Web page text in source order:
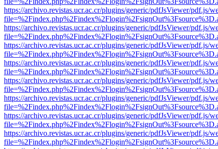
https://archivo.revistas.ucr.ac.cr/plugins/generic/pdfJsViewer/pdf.js/
https://archivo.revistas.ucr.ac.cr/plugins/generic/pdfJsViewer/pdf.js/
https://archivo.revistas.ucr.ac.cr/plugins/generic/pdfJsViewer/pdf.js/
https://archivo.revistas.ucr.ac.cr/plugins/generic/pdfJsViewer/pdf.js/
https://archivo.revistas.ucr.ac.cr/plugins/generic/pdfJsViewer/pdf.js/
https://archivo.revistas.ucr.ac.cr/plugins/generic/pdfJsViewer/pdf.js/
https://archivo.revistas.ucr.ac.cr/plugins/generic/pdfJsViewer/pdf.js/
https://archivo.revistas.ucr.ac.cr/plugins/generic/pdfJsViewer/pdf.js/